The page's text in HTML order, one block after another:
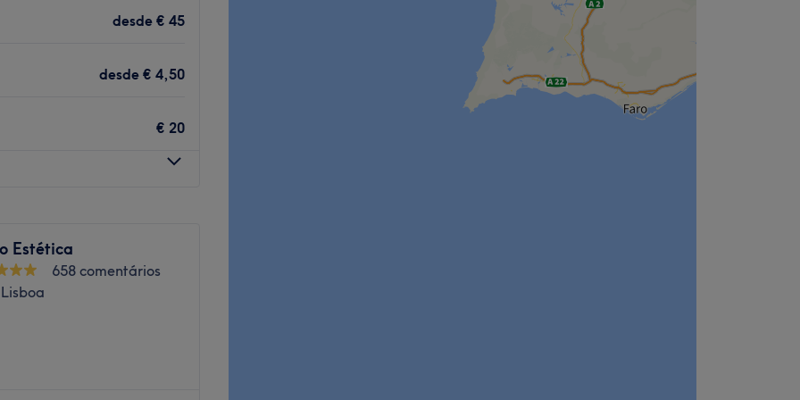
duma experiência
Rua Alvide frent.
nas suas áreas
desde € 45
desde € 4,50
€ 20
Estética
658 comentários